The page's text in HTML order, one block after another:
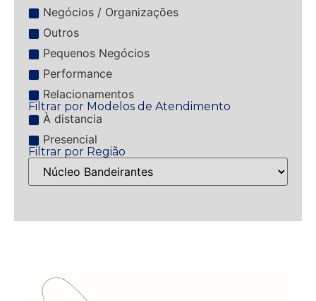
Negócios / Organizações
Outros
Pequenos Negócios
Performance
Relacionamentos
Filtrar por Modelos de Atendimento
À distancia
Presencial
Filtrar por Região